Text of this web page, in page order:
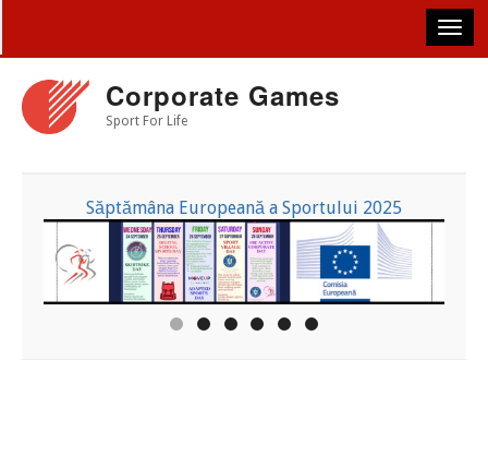
main
content
Corporate Games
Sport For Life
Săptămâna Europeană a Sportului 2025